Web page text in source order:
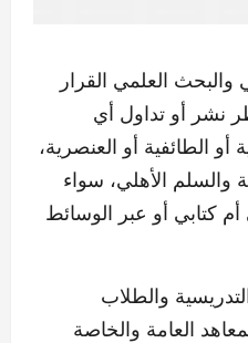
والبحث العلمي القرار
نشر أو تداول أي
الطائفية أو العنصرية،
والسلم الأهلي، سواء
كتابي أو عبر الوسائط
والطلاب
العامة والخاصة